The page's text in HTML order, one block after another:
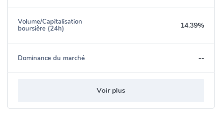
Volume/Capitalisation
boursière (24h) 14.39%
Dominance du marché --
Voir plus